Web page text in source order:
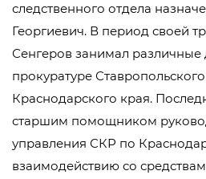
следственного отдела
Георгиевич. В период своей
Сенгеров занимал различные
прокуратуре
Краснодарского края.
старшим помощником
управления СКР по
взаимодействию со